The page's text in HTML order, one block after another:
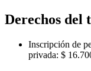
Derechos del
Inscripción de
privada: $